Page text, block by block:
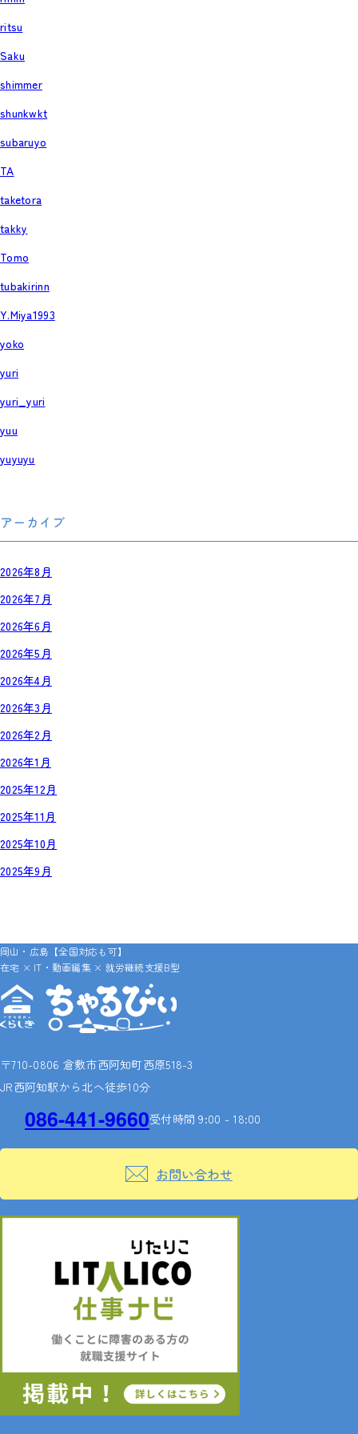
ritsu
Saku
shimmer
shunkwkt
subaruyo
TA
taketora
takky
Tomo
tubakirinn
Y.Miya1993
yoko
yuri
yuri_yuri
yuu
yuyuyu
アーカイブ
2026年8月
2026年7月
2026年6月
2026年5月
2026年4月
2026年3月
2026年2月
2026年1月
2025年12月
2025年11月
2025年10月
2025年9月
岡山・広島【全国対応も可】
在宅 × IT・動画編集 × 就労継続支援B型
〒710-0806 倉敷市西阿知町西原518-3
JR西阿知駅から北へ徒歩10分
086-441-9660受付時間 9:00 - 18:00
お問い合わせ